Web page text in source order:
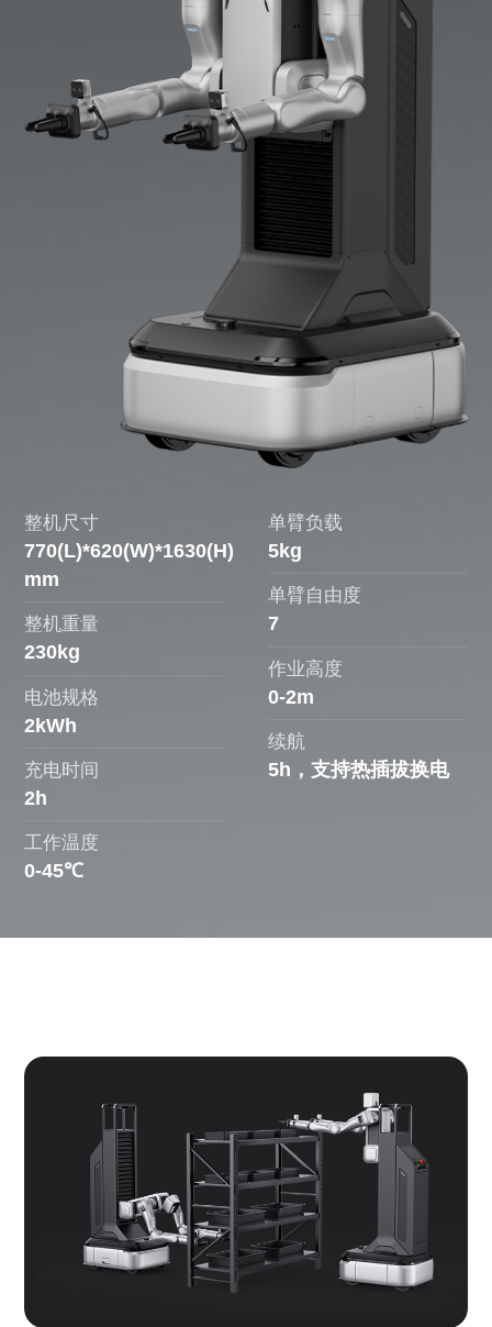
整机尺寸
770(L)*620(W)*1630(H)
mm
整机重量
230kg
电池规格
2kWh
充电时间
2h
工作温度
0-45℃
单臂负载
5kg
单臂自由度
7
作业高度
0-2m
续航
5h，支持热插拔换电